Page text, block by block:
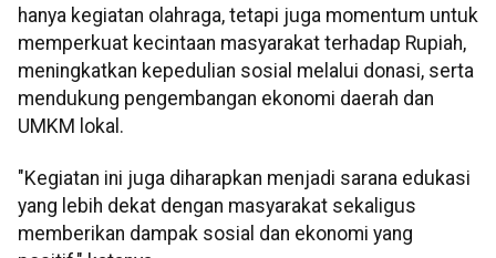
hanya kegiatan olahraga, tetapi juga momentum untuk
memperkuat kecintaan masyarakat terhadap Rupiah,
meningkatkan kepedulian sosial melalui donasi, serta
mendukung pengembangan ekonomi daerah dan
UMKM lokal.
"Kegiatan ini juga diharapkan menjadi sarana edukasi
yang lebih dekat dengan masyarakat sekaligus
memberikan dampak sosial dan ekonomi yang